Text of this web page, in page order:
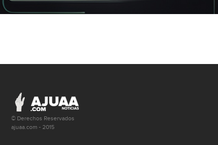
© Derechos Reservados
ajuaa.com - 2015